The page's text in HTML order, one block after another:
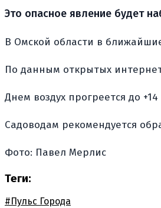
Это опасное явление будет
В Омской области в
По данным открытых
Днем воздух прогреется до
Садоводам рекомендуется
Фото: Павел Мерлис
Теги:
#Пульс Города